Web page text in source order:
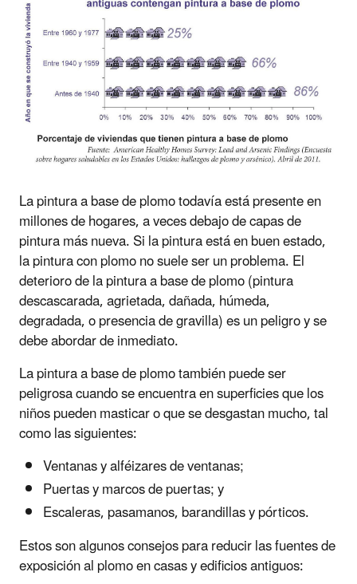
La pintura a base de plomo todavía está presente en
millones de hogares, a veces debajo de capas de
pintura más nueva. Si la pintura está en buen estado,
la pintura con plomo no suele ser un problema. El
deterioro de la pintura a base de plomo (pintura
descascarada, agrietada, dañada, húmeda,
degradada, o presencia de gravilla) es un peligro y se
debe abordar de inmediato.
La pintura a base de plomo también puede ser
peligrosa cuando se encuentra en superficies que los
niños pueden masticar o que se desgastan mucho, tal
como las siguientes:
Ventanas y alféizares de ventanas;
Puertas y marcos de puertas; y
Escaleras, pasamanos, barandillas y pórticos.
Estos son algunos consejos para reducir las fuentes de
exposición al plomo en casas y edificios antiguos: